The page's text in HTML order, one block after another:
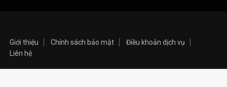
Giới thiệu Chính sách bảo mật
Điều khoản dịch vụ
Liên hệ